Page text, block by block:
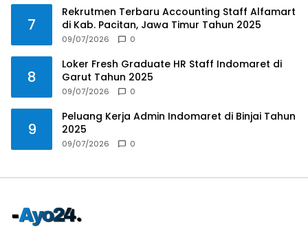
7
Rekrutmen Terbaru Accounting Staff Alfamart
di Kab. Pacitan, Jawa Timur Tahun 2025
09/07/2026 0
8
Loker Fresh Graduate HR Staff Indomaret di
Garut Tahun 2025
09/07/2026 0
9
Peluang Kerja Admin Indomaret di Binjai Tahun
2025
09/07/2026 0